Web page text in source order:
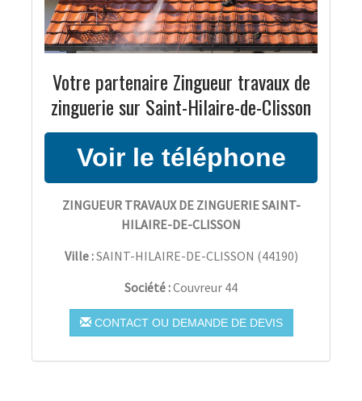
Votre partenaire Zingueur travaux de
zinguerie sur Saint-Hilaire-de-Clisson
ZINGUEUR TRAVAUX DE ZINGUERIE SAINT-
HILAIRE-DE-CLISSON
Ville :SAINT-HILAIRE-DE-CLISSON (44190)
Société :Couvreur 44
CONTACT OU DEMANDE DE DEVIS